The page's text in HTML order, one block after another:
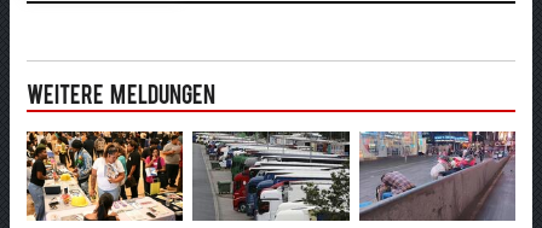
Weitere Meldungen